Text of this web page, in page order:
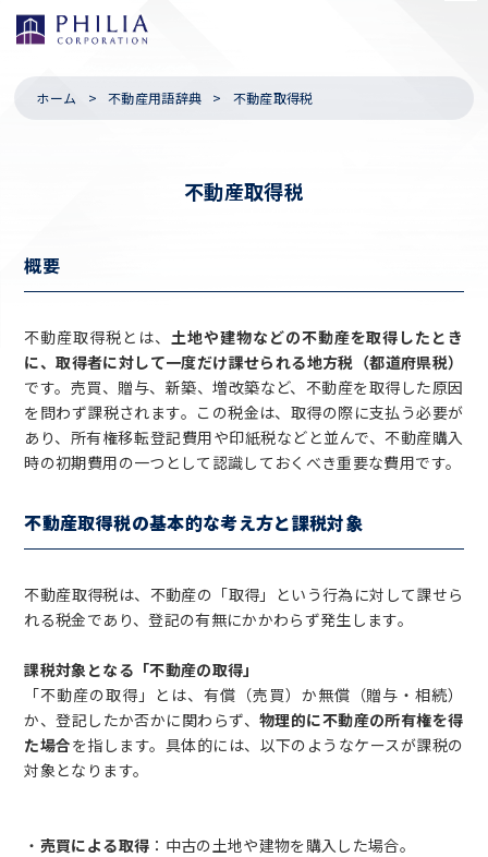
ホーム 不動産用語辞典 不動産取得税
不動産取得税
概要
不動産取得税とは、 土地や建物などの不動産を取得したとき
に、取得者に対して一度だけ課せられる地方税（都道府県税）
です。売買、贈与、新築、増改築など、不動産を取得した原因
を問わず課税されます。この税金は、取得の際に支払う必要が
あり、所有権移転登記費用や印紙税などと並んで、不動産購入
時の初期費用の一つとして認識しておくべき重要な費用です。
不動産取得税の基本的な考え方と課税対象
不動産取得税は、不動産の「取得」という行為に対して課せら
れる税金であり、登記の有無にかかわらず発生します。
課税対象となる「不動産の取得」
「不動産の取得」とは、有償（売買）か無償（贈与・相続）
か、登記したか否かに関わらず、 物理的に不動産の所有権を得
た場合を指します。具体的には、以下のようなケースが課税の
対象となります。
・ 売買による取得 ：中古の土地や建物を購入した場合。